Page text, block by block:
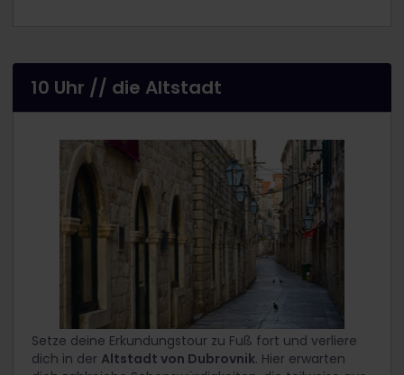
10 Uhr // die Altstadt
Setze deine Erkundungstour zu Fuß fort und verliere
dich in der Altstadt von Dubrovnik. Hier erwarten